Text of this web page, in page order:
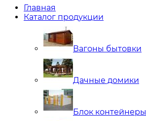
Главная
Каталог продукции
Вагоны бытовки
Дачные домики
Блок контейнеры